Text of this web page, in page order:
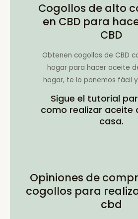
Cogollos de alto
en CBD para
CBD
Obtenen cogollos de CBD
hogar para hacer aceite
hogar, te lo ponemos fácil
Sigue el tutorial
como realizar aceite
casa.
Opiniones de
cogollos para
cbd